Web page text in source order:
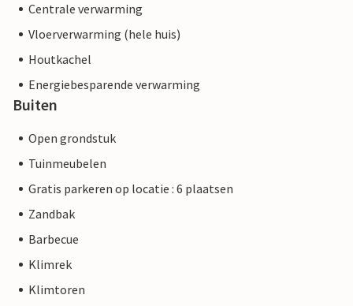
Centrale verwarming
Vloerverwarming (hele huis)
Houtkachel
Energiebesparende verwarming
Buiten
Open grondstuk
Tuinmeubelen
Gratis parkeren op locatie : 6 plaatsen
Zandbak
Barbecue
Klimrek
Klimtoren